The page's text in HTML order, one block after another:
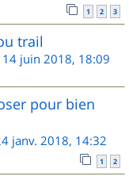
1 2 3
trail
14 juin 2018, 18:09
pour bien
janv. 2018, 14:32
1 2